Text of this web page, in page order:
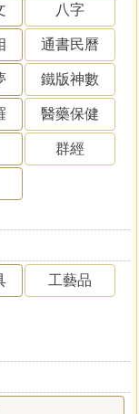
八字
通書民曆
鐵版神數
醫藥保健
群經
工藝品